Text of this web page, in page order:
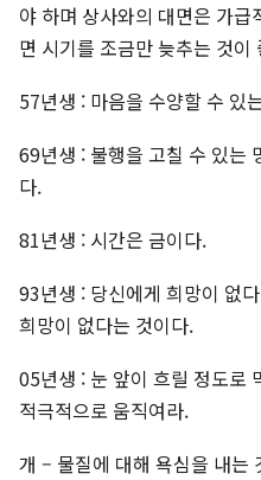
야 하며 상사와의 대면은 가
면 시기를 조금만 늦추는 것이
57년생 : 마음을 수양할 수 있
69년생 : 불행을 고칠 수 있는
다.
81년생 : 시간은 금이다.
93년생 : 당신에게 희망이 없
희망이 없다는 것이다.
05년생 : 눈 앞이 흐릴 정도로
적극적으로 움직여라.
개 – 물질에 대해 욕심을 내는